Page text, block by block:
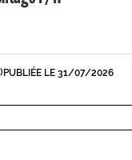
PUBLIÉE LE 31/07/2026